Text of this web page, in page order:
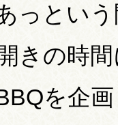
っとい
きの時
を企